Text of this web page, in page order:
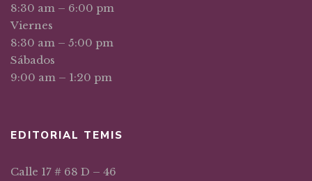
8:30 am – 6:00 pm
Viernes
8:30 am – 5:00 pm
Sábados
9:00 am – 1:20 pm
EDITORIAL TEMIS
Calle 17 # 68 D – 46